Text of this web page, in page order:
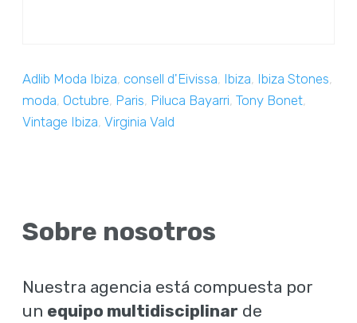
Adlib Moda Ibiza,consell d'Eivissa, Ibiza, Ibiza Stones,
moda,Octubre, Paris, Piluca Bayarri,Tony Bonet,
Vintage Ibiza,Virginia Vald
Sobre nosotros
Nuestra agencia está compuesta por
un equipo multidisciplinar de